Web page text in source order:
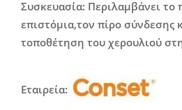
Συσκευασία: Περιλαμβάνει το
επιστόμια,τον πίρο σύνδεσης
τοποθέτηση του χερουλιού
Εταιρεία: